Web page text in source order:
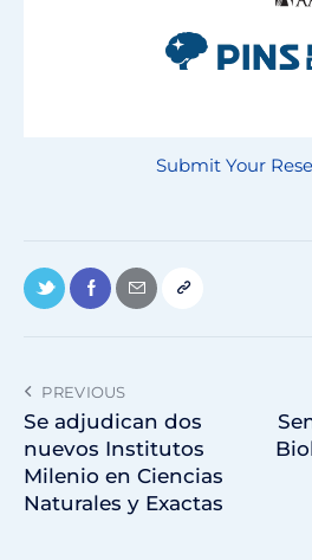
Submit Your
PREVIOUS
Se adjudican dos
nuevos Institutos
Milenio en Ciencias
Naturales y Exactas